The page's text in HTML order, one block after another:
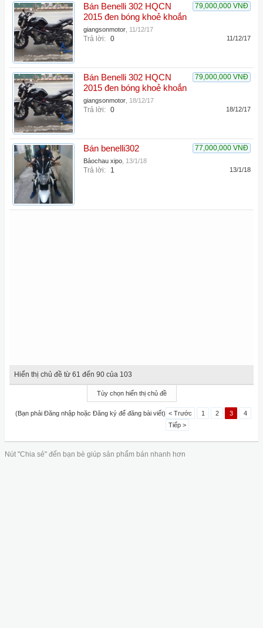
79,000,000 VNĐ
Bán Benelli 302 HQCN
2015 đen bóng khoẻ khoắn
giangsonmotor 11/12/17
Trả lời: 0 11/12/17
79,000,000 VNĐ
Bán Benelli 302 HQCN
2015 đen bóng khoẻ khoắn
giangsonmotor 18/12/17
Trả lời: 0 18/12/17
77,000,000 VNĐ
Bán benelli302
Bảochau xipo 13/1/18
Trả lời: 1 13/1/18
Hiển thị chủ đề từ 61 đến 90 của 103
Tùy chọn hiển thị chủ đề
(Bạn phải Đăng nhập hoặc Đăng ký để đăng bài viết) < Trước 1 2 3
4
Tiếp >
Nút "Chia sẻ" đến bạn bè giúp sản phẩm bán nhanh hơn